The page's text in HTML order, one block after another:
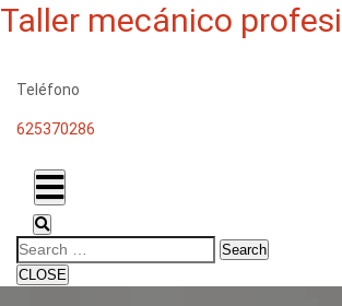
Taller mecánico
Teléfono
625370286
Search
CLOSE